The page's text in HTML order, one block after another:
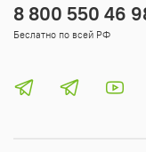
8 800 550 46
Беслатно по всей РФ